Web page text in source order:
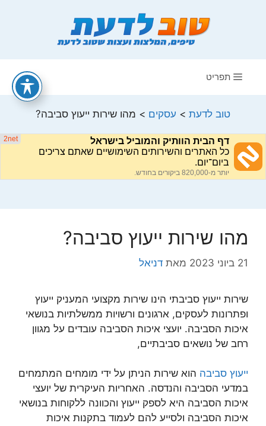
תפריט
טוב לדעת > עסקים > מהו שירות ייעוץ סביבה?
מהו שירות ייעוץ סביבה?
21 ביוני 2023 מאת דניאל
שירות ייעוץ סביבתי הינו שירות מקצועי המעניק ייעוץ
ופתרונות לעסקים, ארגונים ורשויות ממשלתיות בנושאי
איכות הסביבה. יועצי איכות הסביבה עובדים על מגוון
רחב של נושאים סביבתיים,
ייעוץ סביבה הוא שירות הניתן על ידי מומחים המתמחים
במדעי הסביבה והנדסה. האחריות העיקרית של יועצי
איכות הסביבה היא לספק ייעוץ והכוונה ללקוחות בנושאי
איכות הסביבה ולסייע להם לעמוד בתקנות איכות